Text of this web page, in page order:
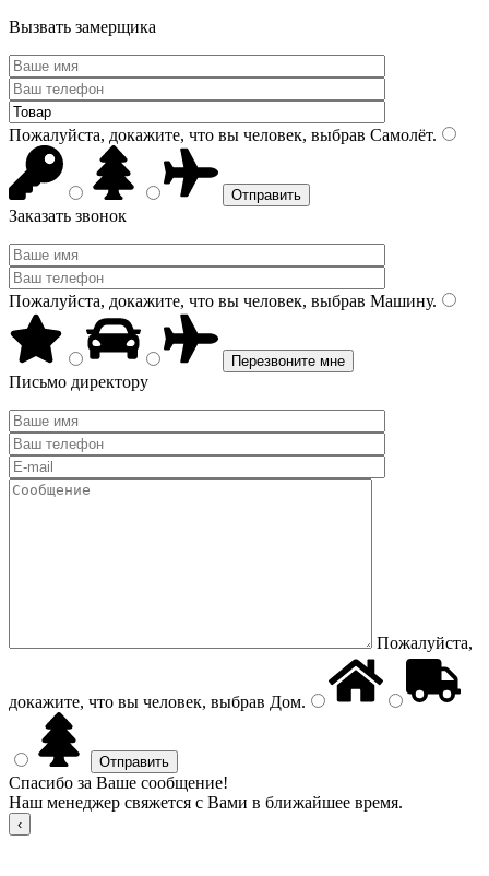
Вызвать замерщика
Пожалуйста, докажите, что вы человек, выбрав Самолёт.
Заказать звонок
Пожалуйста, докажите, что вы человек, выбрав Машину.
Письмо директору
Пожалуйста,
докажите, что вы человек, выбрав Дом.
Спасибо за Ваше сообщение!
Наш менеджер свяжется с Вами в ближайшее время.